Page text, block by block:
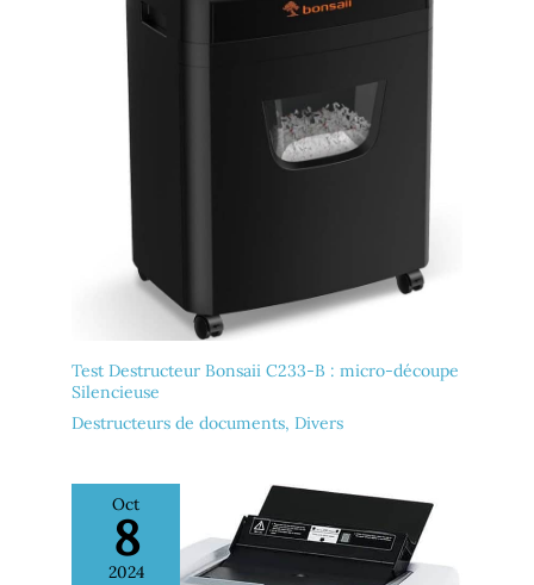
Test Destructeur Bonsaii C233-B : micro-découpe
Silencieuse
Destructeurs de documents, Divers
Oct
8
2024